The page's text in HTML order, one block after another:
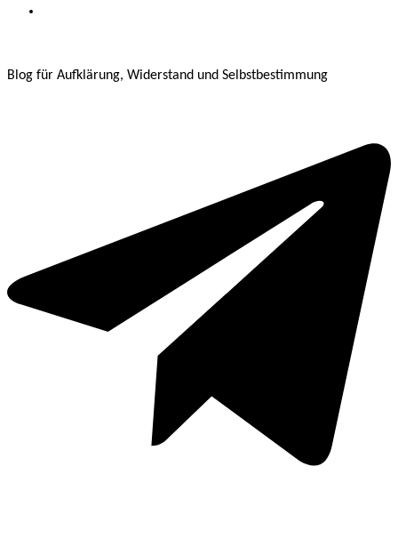
Blog für Aufklärung, Widerstand und Selbstbestimmung